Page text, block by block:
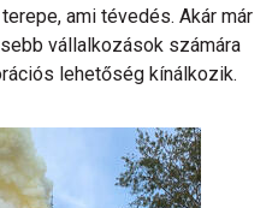
ami tévedés. Akár már
vállalkozások számára
lehetőség kínálkozik.